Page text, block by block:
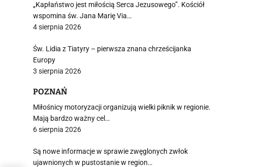
„Kapłaństwo jest miłością Serca Jezusowego”. Kościół
wspomina św. Jana Marię Via…
4 sierpnia 2026
Św. Lidia z Tiatyry – pierwsza znana chrześcijanka
Europy
3 sierpnia 2026
POZNAŃ
Miłośnicy motoryzacji organizują wielki piknik w regionie.
Mają bardzo ważny cel…
6 sierpnia 2026
Są nowe informacje w sprawie zwęglonych zwłok
ujawnionych w pustostanie w region…